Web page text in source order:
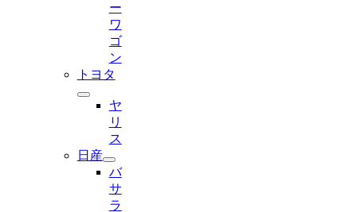
ー
ワ
ゴ
ン
トヨタ
ヤ
リ
ス
日産
バ
サ
ラ